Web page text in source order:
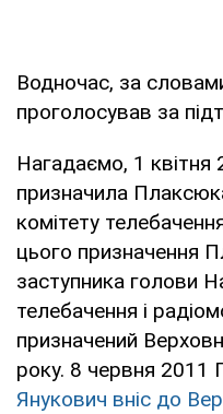
Водночас, за
проголосував за
Нагадаємо, 1
призначила
комітету
цього призначення
заступника голови
телебачення і
призначений
року. 8 червня 2011
Янукович вніс до